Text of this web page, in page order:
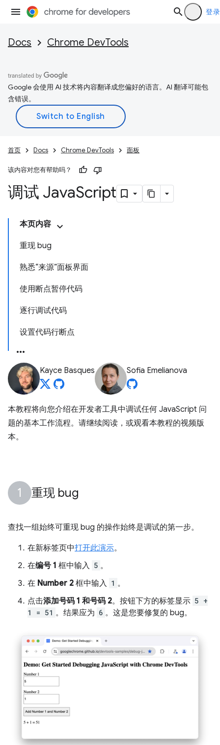
登录
Docs Chrome DevTools
Google 会使用 AI 技术将内容翻译成您偏好的语言。AI 翻译可能包
含错误。
首页 Docs Chrome DevTools 面板
该内容对您有帮助吗？
调试 JavaScript
本页内容
重现 bug
熟悉“来源”面板界面
使用断点暂停代码
逐行调试代码
设置代码行断点
Kayce Basques Sofia Emelianova
本教程将向您介绍在开发者工具中调试任何 JavaScript 问
题的基本工作流程。请继续阅读，或观看本教程的视频版
本。
重现 bug
查找一组始终可重现 bug 的操作始终是调试的第一步。
在新标签页中打开此演示。
在编号 1 框中输入 5 。
在 Number 2 框中输入 1 。
点击添加号码 1 和号码 2。按钮下方的标签显示 5 +
1 = 51 。结果应为 6 。这是您要修复的 bug。